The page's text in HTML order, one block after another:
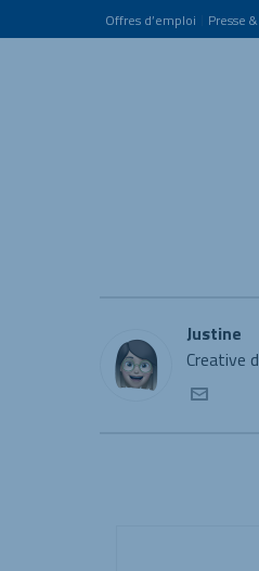
Offres d’emploi Presse
Justine
Creative